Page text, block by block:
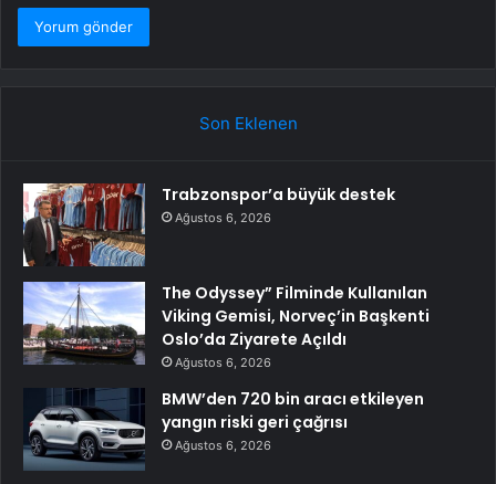
Son Eklenen
Trabzonspor’a büyük destek
Ağustos 6, 2026
The Odyssey” Filminde Kullanılan
Viking Gemisi, Norveç’in Başkenti
Oslo’da Ziyarete Açıldı
Ağustos 6, 2026
BMW’den 720 bin aracı etkileyen
yangın riski geri çağrısı
Ağustos 6, 2026